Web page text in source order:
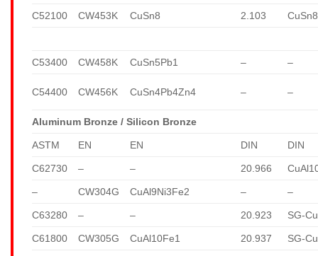
C52100 CW453K CuSn8 2.103 CuSn8
C53400 CW458K CuSn5Pb1 – –
C54400 CW456K CuSn4Pb4Zn4 – –
Aluminum Bronze / Silicon Bronze
ASTM EN EN DIN DIN
C62730 – – 20.966
– CW304G CuAl9Ni3Fe2 – –
C63280 – – 20.923 SG-
C61800 CW305G CuAl10Fe1 20.937 SG-